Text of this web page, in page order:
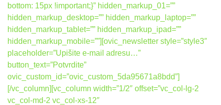
bottom: 15px !important;}” hidden_markup_01=””
hidden_markup_desktop=”” hidden_markup_laptop=””
hidden_markup_tablet=”” hidden_markup_ipad=””
hidden_markup_mobile=””][ovic_newsletter style=”style3″
placeholder=”Upišite e-mail adresu…”
button_text=”Potvrdite”
ovic_custom_id=”ovic_custom_5da95671a8bdd”]
[/vc_column][vc_column width=”1/2″ offset=”vc_col-lg-2
vc_col-md-2 vc_col-xs-12″